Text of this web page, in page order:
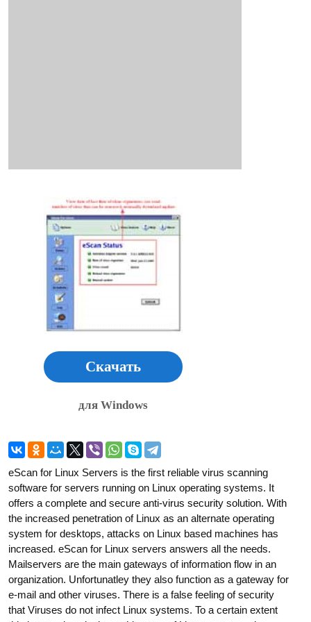
Скачать
для Windows
eScan for Linux Servers is the first reliable virus scanning
software for servers running on Linux operating systems. It
offers a complete and secure anti-virus security solution. With
the increased penetration of Linux as an alternate operating
system for desktops, attacks on Linux based machines has
increased. eScan for Linux servers answers all the needs.
Mailservers are the main gateways of information flow in an
organization. Unfortunatley they also function as a gateway for
e-mail and other viruses. There is a false feeling of security
that Viruses do not infect Linux systems. To a certain extent